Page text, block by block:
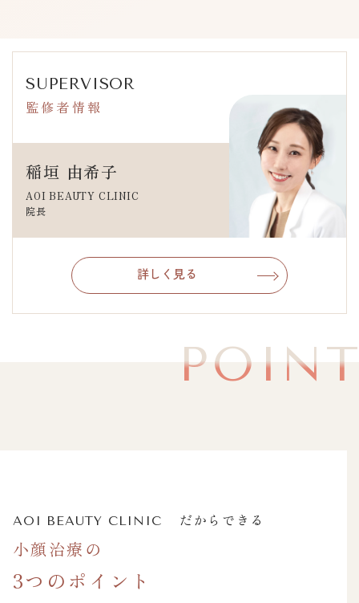
SUPERVISOR
監修者情報
稲垣 由希子
AOI BEAUTY CLINIC
院長
詳しく見る
AOI BEAUTY CLINIC だからできる
小顔治療の
3つのポイント